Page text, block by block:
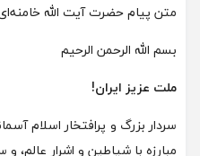
متن پیام حضرت آیت الله
بسم الله الرحمن الرحیم
ملت عزیز ایران!
سردار بزرگ و پرافتخار اسلام
مبارزه با شیاطین و اشرار